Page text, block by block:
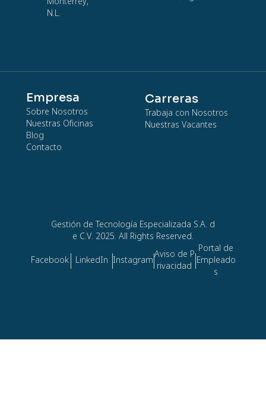
Monterrey,
N.L.
Empresa
Sobre Nosotros
Nuestras Oficinas
Blog
Contacto
Carreras
Trabaja con Nosotros
Nuestras Vacantes
Gestión de Tecnología Especializada S.A. d
e C.V. 2025. All Rights Reserved.
Facebook LinkedIn Instagram
Aviso de P
rivacidad
Portal de
Empleado
s